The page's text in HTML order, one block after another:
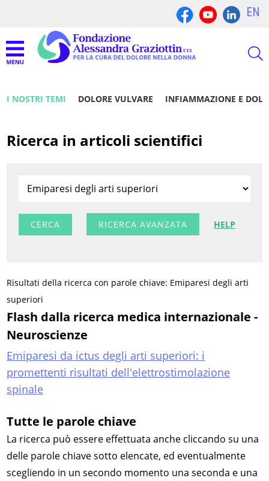
EN
I NOSTRI TEMI DOLORE VULVARE INFIAMMAZIONE E
Ricerca in articoli scientifici
RICERCA AVANZATA HELP
Risultati della ricerca con parole chiave: Emiparesi degli arti
superiori
Flash dalla ricerca medica internazionale -
Neuroscienze
Emiparesi da ictus degli arti superiori: i
promettenti risultati dell'elettrostimolazione
spinale
Tutte le parole chiave
La ricerca può essere effettuata anche cliccando su una
delle parole chiave sotto elencate, ed eventualmente
scegliendo in un secondo momento una seconda e una